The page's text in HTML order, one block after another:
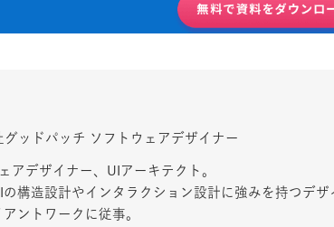
グッドパッチ ソフトウェアデザイナー
アデザイナー、UIアーキテクト。
構造設計やインタラクション設計に強みを持つデザ
ントワークに従事。